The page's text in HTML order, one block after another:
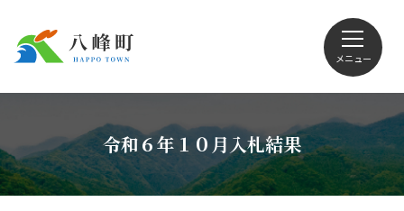
メニュー
Foreign language
令和６年１０月入札結果